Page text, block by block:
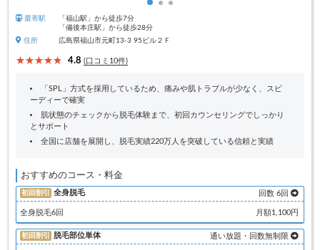
最寄駅
「福山駅」から徒歩7分
「備後本庄駅」から徒歩28分
住所
広島県福山市元町13-3 95ビル２Ｆ
4.8 (口コミ10件)
「SPL」方式を採用しているため、痛みや肌トラブルが少なく、スピ
ーディーで確実
肌状態のチェックから脱毛体験まで、初回カウンセリングでしっかり
とサポート
全国に店舗を展開し、脱毛実績220万人を突破している信頼と実績
おすすめのコース・料金
初回割引 全身脱毛 回数 6回
全身脱毛6回 月額1,100円
初回割引 脱毛部位単体 通い放題・回数無制限